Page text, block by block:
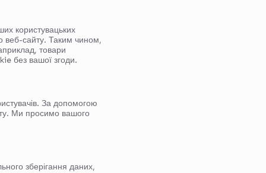
користувацьких
веб-сайту. Таким чином,
товари
без вашої згоди.
За допомогою
Ми просимо вашого
зберігання даних,